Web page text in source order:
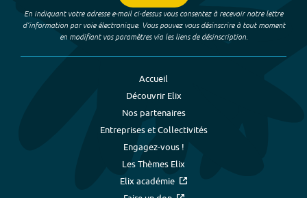
En indiquant votre adresse e-mail ci-dessus vous consentez à recevoir notre lettre
d’information par voie électronique. Vous pouvez vous désinscrire à tout moment
en modifiant vos paramètres via les liens de désinscription.
Accueil
Découvrir Elix
Nos partenaires
Entreprises et Collectivités
Engagez-vous !
Les Thèmes Elix
Elix académie